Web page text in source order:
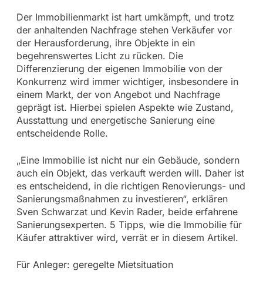
Der Immobilienmarkt ist hart umkämpft, und trotz
der anhaltenden Nachfrage stehen Verkäufer vor
der Herausforderung, ihre Objekte in ein
begehrenswertes Licht zu rücken. Die
Differenzierung der eigenen Immobilie von der
Konkurrenz wird immer wichtiger, insbesondere in
einem Markt, der von Angebot und Nachfrage
geprägt ist. Hierbei spielen Aspekte wie Zustand,
Ausstattung und energetische Sanierung eine
entscheidende Rolle.
„Eine Immobilie ist nicht nur ein Gebäude, sondern
auch ein Objekt, das verkauft werden will. Daher ist
es entscheidend, in die richtigen Renovierungs- und
Sanierungsmaßnahmen zu investieren“, erklären
Sven Schwarzat und Kevin Rader, beide erfahrene
Sanierungsexperten. 5 Tipps, wie die Immobilie für
Käufer attraktiver wird, verrät er in diesem Artikel.
Für Anleger: geregelte Mietsituation